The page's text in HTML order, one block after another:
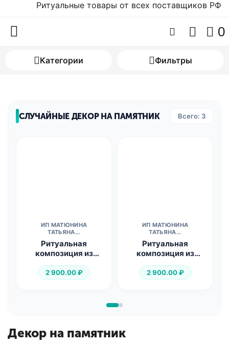
Ритуальные товары от всех поставщиков РФ
0
Категории Фильтры
СЛУЧАЙНЫЕ ДЕКОР НА ПАМЯТНИК Всего: 3
ИП МАТЮНИНА
ТАТЬЯНА...
Ритуальная
композиция из
искусственных
роз...
2 900.00₽
ИП МАТЮНИНА
ТАТЬЯНА...
Ритуальная
композиция из
искусственных
роз...
2 900.00₽
Декор на памятник